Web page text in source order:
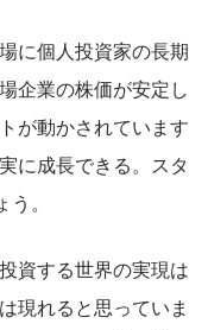
に個人投資家の長期
企業の株価が安定し
が動かされています
に成長できる。スタ
。
資する世界の実現は
現れると思っていま